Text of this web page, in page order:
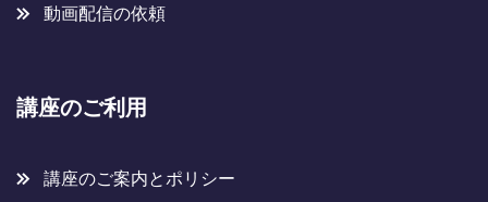
動画配信の依頼
講座のご利用
講座のご案内とポリシー